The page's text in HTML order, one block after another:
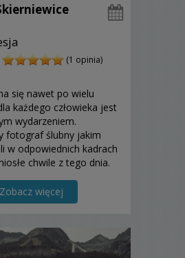
(1 opinia)
się nawet po wielu
każdego człowieka jest
wydarzeniem.
fotograf ślubny jakim
w odpowiednich kadrach
chwile z tego dnia.
Zobacz więcej